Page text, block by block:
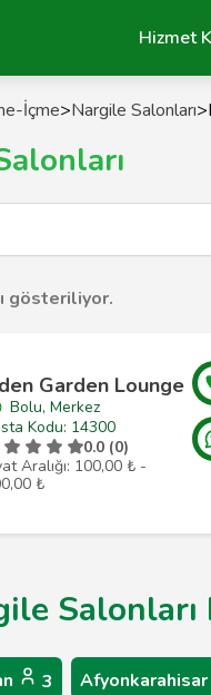
Hizmet
İçme>Nargile Salonları>
gösteriliyor.
Garden Lounge
Bolu, Merkez
Kodu: 14300
0.0 (0)
Aralığı: 100,00 ₺ -
₺
3 Afyonkarahisar